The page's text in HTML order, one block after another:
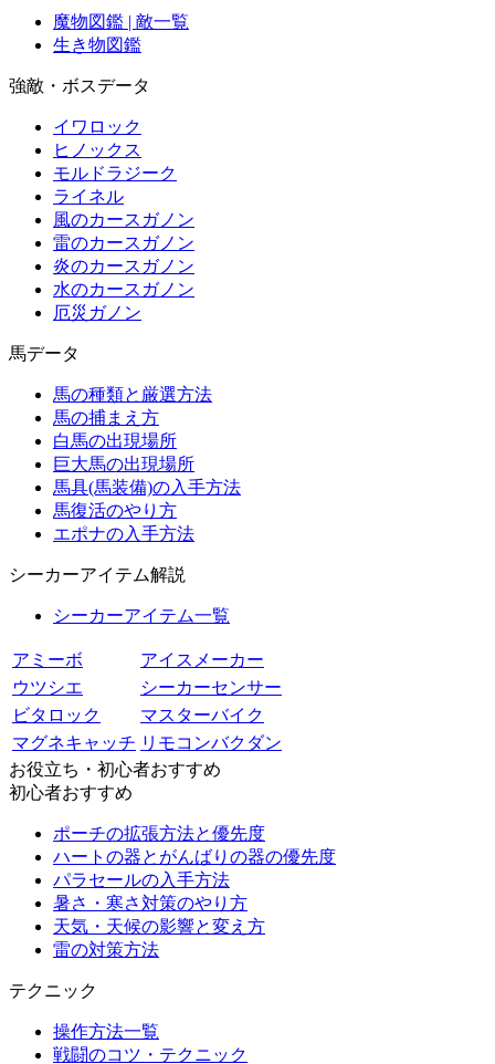
魔物図鑑 | 敵一覧
生き物図鑑
強敵・ボスデータ
イワロック
ヒノックス
モルドラジーク
ライネル
風のカースガノン
雷のカースガノン
炎のカースガノン
水のカースガノン
厄災ガノン
馬データ
馬の種類と厳選方法
馬の捕まえ方
白馬の出現場所
巨大馬の出現場所
馬具(馬装備)の入手方法
馬復活のやり方
エポナの入手方法
シーカーアイテム解説
シーカーアイテム一覧
アミーボ
アイスメーカー
ウツシエ
シーカーセンサー
ビタロック
マスターバイク
マグネキャッチ リモコンバクダン
お役立ち・初心者おすすめ
初心者おすすめ
ポーチの拡張方法と優先度
ハートの器とがんばりの器の優先度
パラセールの入手方法
暑さ・寒さ対策のやり方
天気・天候の影響と変え方
雷の対策方法
テクニック
操作方法一覧
戦闘のコツ・テクニック